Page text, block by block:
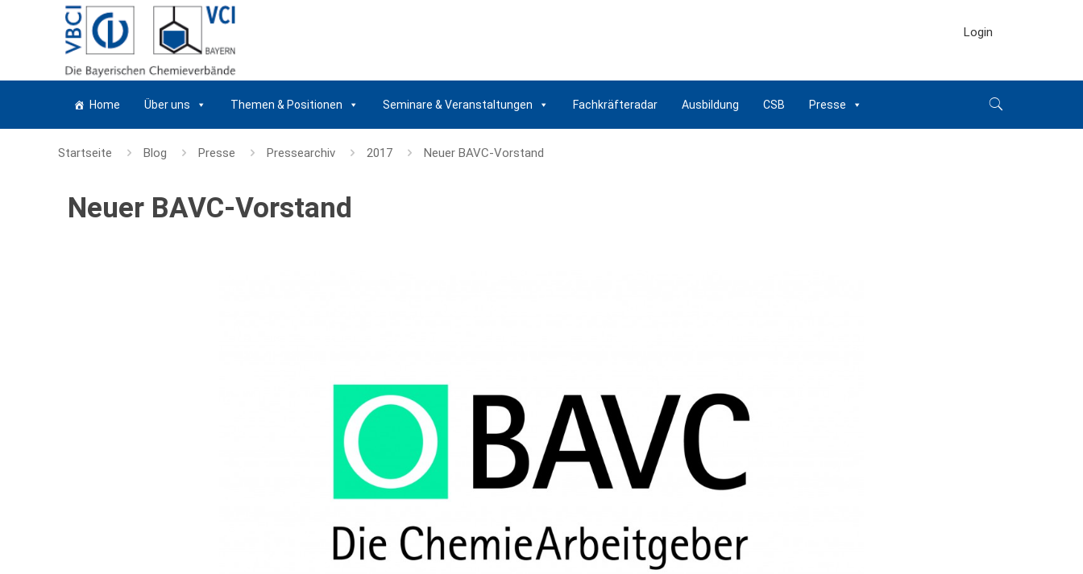
Login
Home Über uns Themen & Positionen Seminare & Veranstaltungen Fachkräfteradar Ausbildung CSB Presse
Startseite Blog Presse Pressearchiv 2017 Neuer BAVC-Vorstand
Neuer BAVC-Vorstand